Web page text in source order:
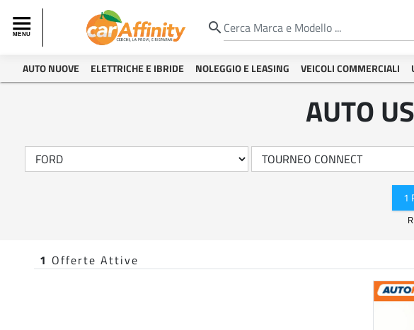
search
AUTO NUOVE ELETTRICHE E IBRIDE NOLEGGIO E LEASING VEICOLI COMMERCIALI
AUTO
1
1 Offerte Attive